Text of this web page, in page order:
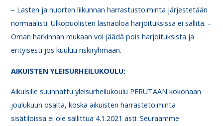
– Lasten ja nuorten liikunnan harrastustoiminta järjestetään
normaalisti. Ulkopuolisten läsnäoloa harjoituksissa ei sallita. –
Oman harkinnan mukaan voi jäädä pois harjoituksista ja
erityisesti jos kuuluu riskiryhmään.
AIKUISTEN YLEISURHEILUKOULU:
Aikuisille suunnattu yleisurheilukoulu PERUTAAN kokonaan
joulukuun osalta, koska aikuisten harrastetoiminta
sisätiloissa ei ole sallittua 4.1.2021 asti. Seuraamme